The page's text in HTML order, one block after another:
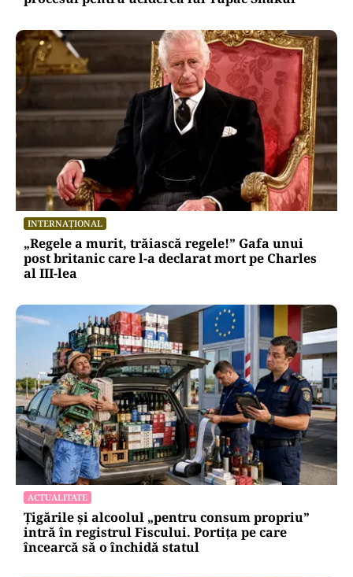
INTERNAȚIONAL
„Regele a murit, trăiască regele!” Gafa unui
post britanic care l-a declarat mort pe Charles
al III-lea
ACTUALITATE
Țigările și alcoolul „pentru consum propriu”
intră în registrul Fiscului. Portița pe care
încearcă să o închidă statul